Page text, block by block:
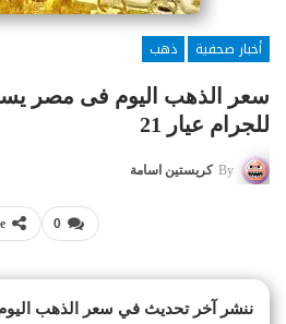
أخبار صحفية
ذهب
للجرام عيار 21
By كريستين اسامة
0
ننشر آخر تحديث في سعر الذهب